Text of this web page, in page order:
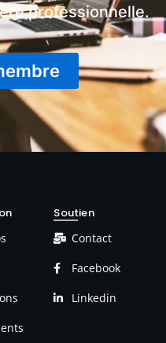
professionnelle.
Soutien
Contact
Facebook
Linkedin